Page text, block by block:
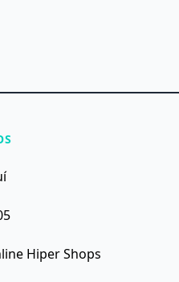
Hiper Shops